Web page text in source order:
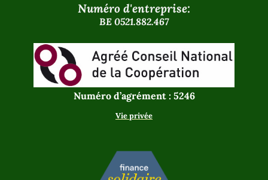
Numéro d'entreprise:
BE 0521.882.467
Numéro d’agrément : 5246
Vie privée